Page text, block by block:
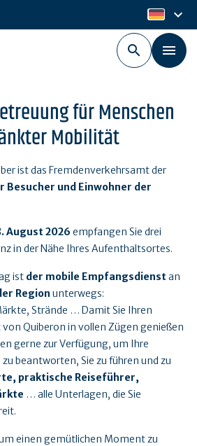
de
keyboard_arrow_down
für Menschen
Mobilität
ist das Fremdenverkehrsamt der
Besucher und Einwohner der
August 2026 empfangen Sie drei
in der Nähe Ihres Aufenthaltsortes.
ist der mobile Empfangsdienstan
Region unterwegs:
Strände … Damit Sie Ihren
Quiberon in vollen Zügen genießen
gerne zur Verfügung, um Ihre
beantworten, Sie zu führen und zu
praktische Reiseführer,
… alle Unterlagen, die Sie
einen gemütlichen Moment zu